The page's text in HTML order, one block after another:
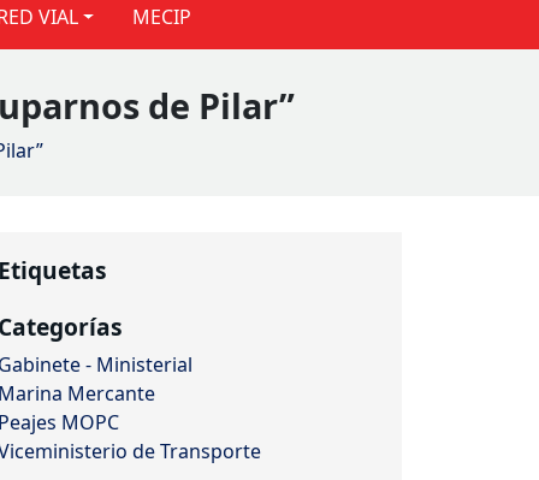
VIAL MECIP
de Pilar”
Etiquetas
Categorías
Gabinete - Ministerial
Marina Mercante
Peajes MOPC
de Transporte